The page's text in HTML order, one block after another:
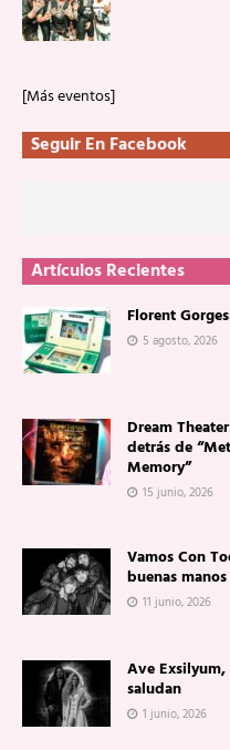
[Más eventos]
Seguir En Facebook
Artículos Recientes
Florent
5 agosto, 2026
Dream
detrás de
Memory”
15 junio, 2026
Vamos Con
buenas manos
11 junio, 2026
Ave
saludan
1 junio, 2026